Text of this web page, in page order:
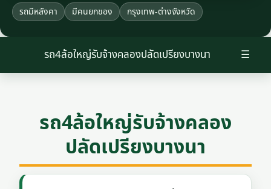
รถมีหลังคา มีคนยกของ กรุงเทพ-ต่างจังหวัด
☰
รถ4ล้อใหญ่รับจ้างคลองปลัดเปรียงบางนา
รถ4ล้อใหญ่รับจ้างคลอง
ปลัดเปรียงบางนา